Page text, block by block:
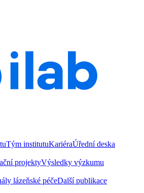
Tým institutuKariéraÚřední deska
projektyVýsledky výzkumu
lázeňské péčeDalší publikace